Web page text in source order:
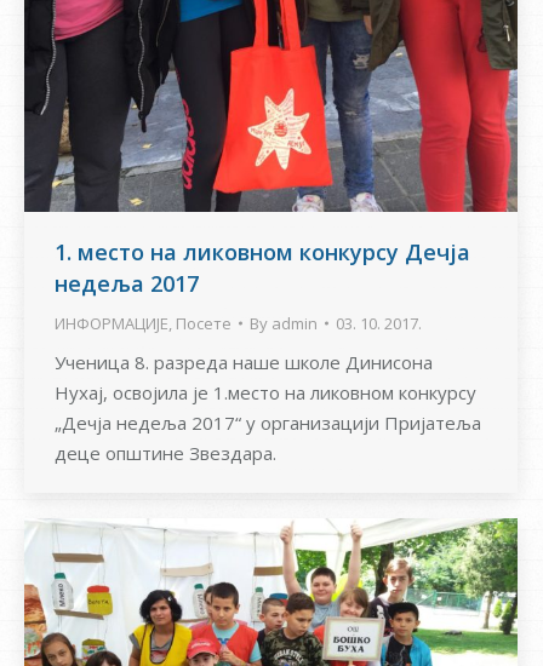
1. место на ликовном конкурсу Дечја
недеља 2017
ИНФОРМАЦИЈЕ, Посете By admin 03. 10. 2017.
Ученица 8. разреда наше школе Динисона
Нухај, освојила је 1.место на ликовном конкурсу
„Дечја недеља 2017“ у организацији Пријатеља
деце општине Звездара.